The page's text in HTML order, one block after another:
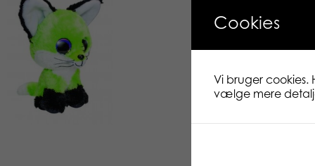
Cookies
Vi bruger cookies.
vælge mere